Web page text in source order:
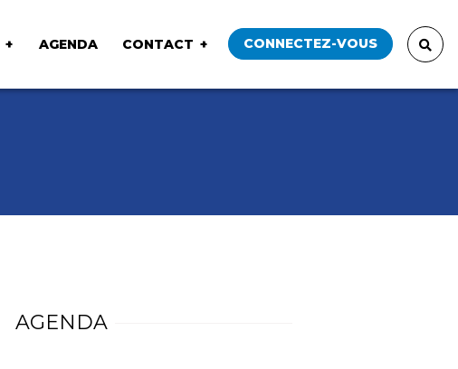
AGENDA CONTACT CONNECTEZ-VOUS
AGENDA